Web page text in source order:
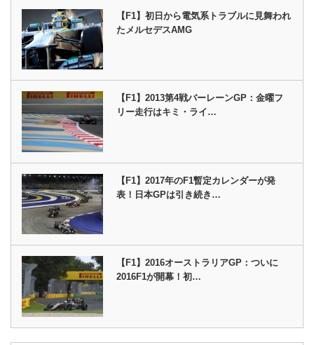
【F1】初日から電気系トラブルに見舞われ
たメルセデスAMG
【F1】2013第4戦バーレーンGP：金曜フ
リー走行はキミ・ライ…
【F1】2017年のF1暫定カレンダーが発
表！日本GPは引き続き…
【F1】2016オーストラリアGP：ついに
2016F1が開幕！初…